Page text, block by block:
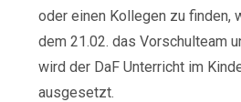
oder einen Kollegen zu finden,
dem 21.02. das Vorschulteam
wird der DaF Unterricht im
ausgesetzt.